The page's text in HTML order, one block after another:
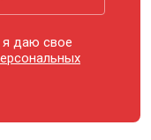
я даю свое